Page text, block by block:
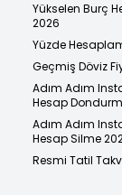
Yükselen Burç
2026
Yüzde
Geçmiş Döviz
Adım Adım
Hesap
Adım Adım
Hesap Silme
Resmi Tatil